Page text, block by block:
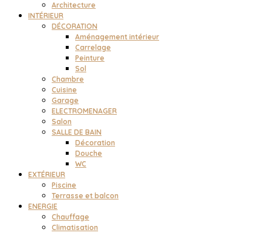
Architecture
INTÉRIEUR
DÉCORATION
Aménagement intérieur
Carrelage
Peinture
Sol
Chambre
Cuisine
Garage
ELECTROMENAGER
Salon
SALLE DE BAIN
Décoration
Douche
WC
EXTÉRIEUR
Piscine
Terrasse et balcon
ENERGIE
Chauffage
Climatisation